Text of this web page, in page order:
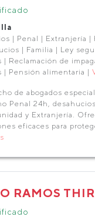
| Penal | Extranjería |
| Familia | Ley
| Reclamación de
| Pensión alimentaria |
de abogados
Penal 24h,
y Extranjería.
eficaces para
RAMOS